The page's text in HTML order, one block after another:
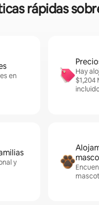
rápidas
en
Hay
y